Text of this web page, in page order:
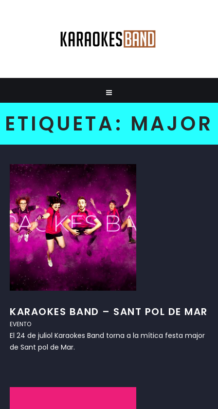
ETIQUETA: MAJOR
KARAOKES BAND – SANT POL DE MAR
EVENTO
El 24 de juliol Karaokes Band torna a la mítica festa major
de Sant pol de Mar.